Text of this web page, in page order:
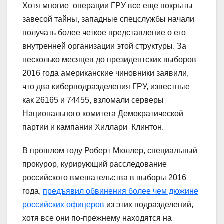
Хотя многие операции ГРУ все еще покрыты
завесой тайны, западные спецслужбы начали
получать более четкое представление о его
внутренней организации этой структуры. За
несколько месяцев до президентских выборов
2016 года американские чиновники заявили,
что два киберподразделения ГРУ, известные
как 26165 и 74455, взломали серверы
Национального комитета Демократической
партии и кампании Хиллари Клинтон.
В прошлом году Роберт Мюллер, специальный
прокурор, курирующий расследование
российского вмешательства в выборы 2016
года, предъявил обвинения более чем дюжине
российских офицеров из этих подразделений,
хотя все они по-прежнему находятся на